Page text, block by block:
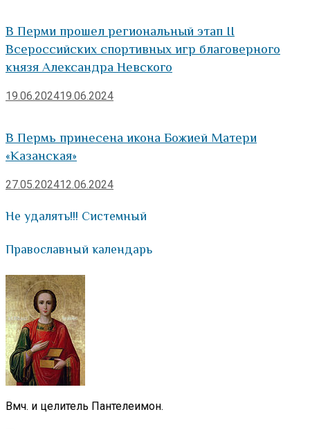
В Перми прошел региональный этап II
Всероссийских спортивных игр благоверного
князя Александра Невского
19.06.202419.06.2024
В Пермь принесена икона Божией Матери
«Казанская»
27.05.202412.06.2024
Не удалять!!! Системный
Православный календарь
Вмч. и целитель Пантелеимон.